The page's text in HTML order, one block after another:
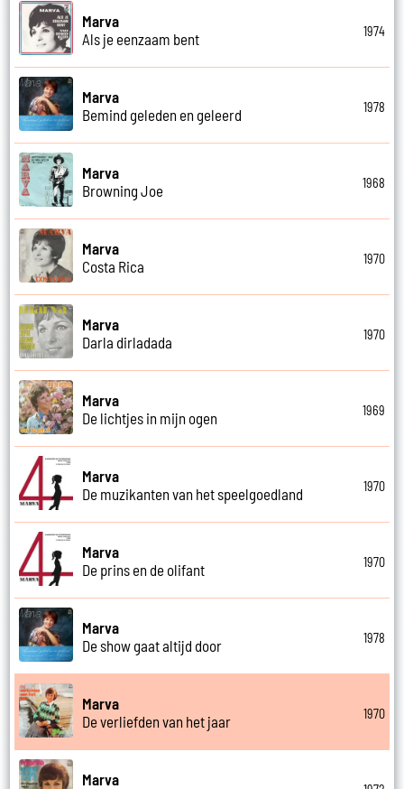
Marva
Als je eenzaam bent
1974
Marva
Bemind geleden en geleerd
1978
Marva
Browning Joe
1968
Marva
Costa Rica
1970
Marva
Darla dirladada
1970
Marva
De lichtjes in mijn ogen
1969
Marva
De muzikanten van het speelgoedland
1970
Marva
De prins en de olifant
1970
Marva
De show gaat altijd door
1978
Marva
De verliefden van het jaar
1970
Marva